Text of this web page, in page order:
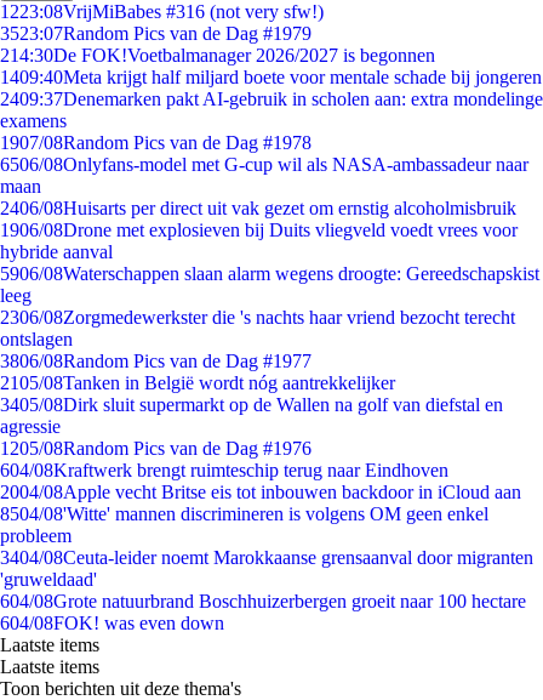
1223:08VrijMiBabes #316 (not very sfw!)
3523:07Random Pics van de Dag #1979
214:30De FOK!Voetbalmanager 2026/2027 is begonnen
1409:40Meta krijgt half miljard boete voor mentale schade bij jongeren
2409:37Denemarken pakt AI-gebruik in scholen aan: extra mondelinge
examens
1907/08Random Pics van de Dag #1978
6506/08Onlyfans-model met G-cup wil als NASA-ambassadeur naar
maan
2406/08Huisarts per direct uit vak gezet om ernstig alcoholmisbruik
1906/08Drone met explosieven bij Duits vliegveld voedt vrees voor
hybride aanval
5906/08Waterschappen slaan alarm wegens droogte: Gereedschapskist
leeg
2306/08Zorgmedewerkster die 's nachts haar vriend bezocht terecht
ontslagen
3806/08Random Pics van de Dag #1977
2105/08Tanken in België wordt nóg aantrekkelijker
3405/08Dirk sluit supermarkt op de Wallen na golf van diefstal en
agressie
1205/08Random Pics van de Dag #1976
604/08Kraftwerk brengt ruimteschip terug naar Eindhoven
2004/08Apple vecht Britse eis tot inbouwen backdoor in iCloud aan
8504/08'Witte' mannen discrimineren is volgens OM geen enkel
probleem
3404/08Ceuta-leider noemt Marokkaanse grensaanval door migranten
'gruweldaad'
604/08Grote natuurbrand Boschhuizerbergen groeit naar 100 hectare
604/08FOK! was even down
Laatste items
Laatste items
Toon berichten uit deze thema's